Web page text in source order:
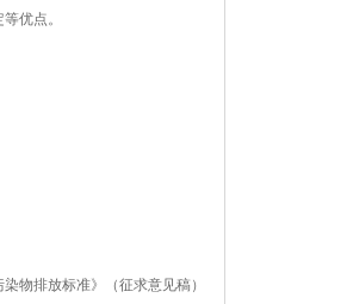
优点。
物排放标准》（征求意见稿）